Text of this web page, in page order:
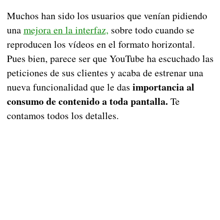
Muchos han sido los usuarios que venían pidiendo
unamejora en la interfaz, sobre todo cuando se
reproducen los vídeos en el formato horizontal.
Pues bien, parece ser que YouTube ha escuchado las
peticiones de sus clientes y acaba de estrenar una
nueva funcionalidad que le das importancia al
consumo de contenido a toda pantalla. Te
contamos todos los detalles.